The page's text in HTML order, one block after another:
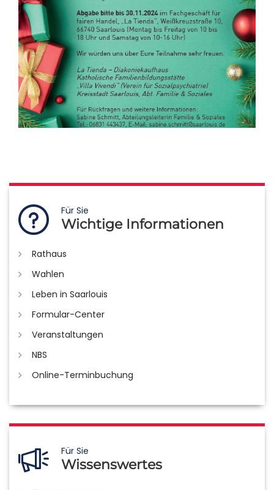
Für Sie
Wichtige Informationen
Rathaus
Wahlen
Leben in Saarlouis
Formular-Center
Veranstaltungen
NBS
Online-Terminbuchung
Für Sie
Wissenswertes